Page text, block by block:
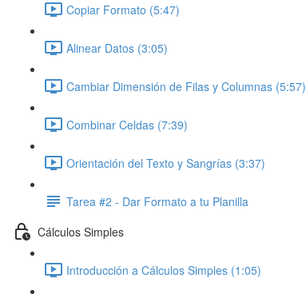
Copiar Formato (5:47)
Alinear Datos (3:05)
Cambiar Dimensión de Filas y Columnas (5:57)
Combinar Celdas (7:39)
Orientación del Texto y Sangrías (3:37)
Tarea #2 - Dar Formato a tu Planilla
Cálculos Simples
Introducción a Cálculos Simples (1:05)